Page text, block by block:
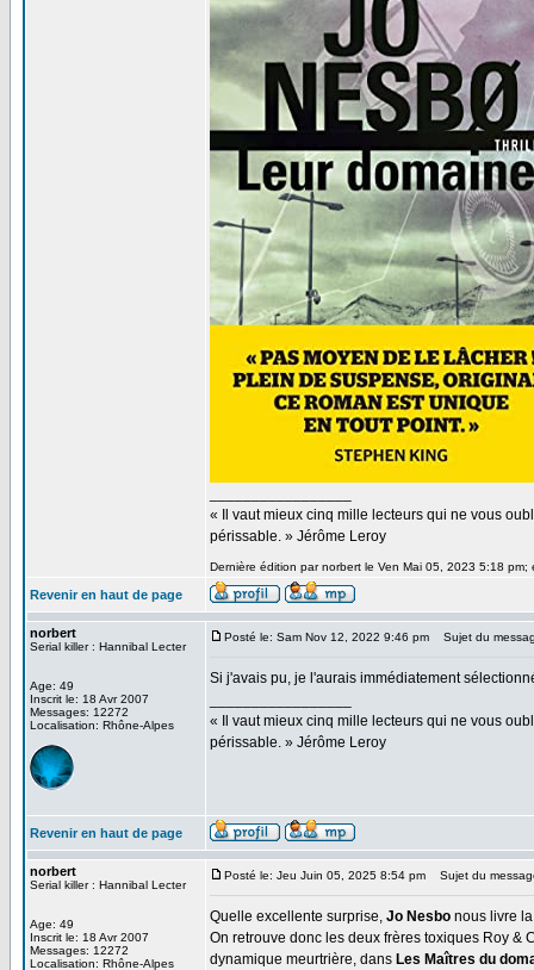
« Il vaut mieux cinq mille lecteurs qui ne vous
périssable. » Jérôme Leroy
Dernière édition par norbert le Ven Mai 05, 2023 5:18 pm;
Revenir en haut de page
norbert
Serial killer : Hannibal Lecter
Age: 49
Inscrit le: 18 Avr 2007
Messages: 12272
Localisation: Rhône-Alpes
Posté le: Sam Nov 12, 2022 9:46 pm Sujet du
Si j'avais pu, je l'aurais immédiatement
« Il vaut mieux cinq mille lecteurs qui ne vous
périssable. » Jérôme Leroy
Revenir en haut de page
norbert
Serial killer : Hannibal Lecter
Age: 49
Inscrit le: 18 Avr 2007
Messages: 12272
Localisation: Rhône-Alpes
Posté le: Jeu Juin 05, 2025 8:54 pm Sujet du
Quelle excellente surprise, Jo Nesbo nous livre
On retrouve donc les deux frères toxiques Roy &
dynamique meurtrière, dans Les Maîtres du